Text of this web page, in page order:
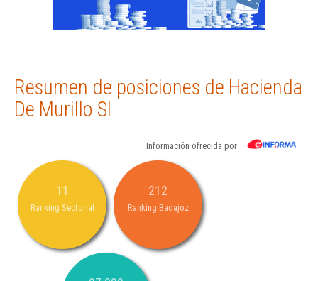
Resumen de posiciones de Hacienda
De Murillo Sl
Información ofrecida por
11
Ranking Sectorial
212
Ranking Badajoz